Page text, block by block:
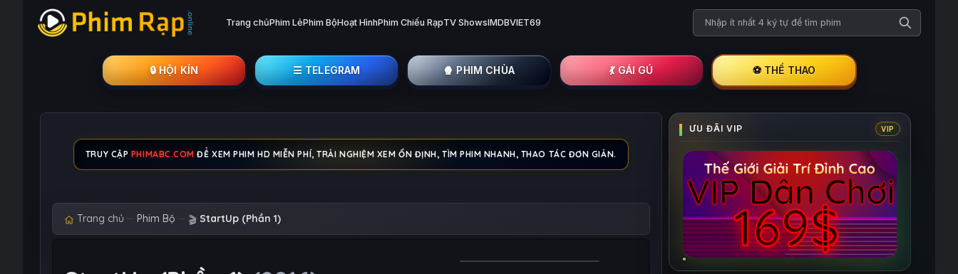
Trang chủPhim LẻPhim BộHoạt HìnhPhim Chiếu RạpTV ShowsIMDBVIET69 Tìm kiếm phim
🔒︎ HỘI KÍN ☰ TELEGRAM 🍿 PHIM CHÙA 💃 GÁI GÚ ⚽ THỂ THAO
TRUY CẬP PHIMABC.COM ĐỂ XEM PHIM HD MIỄN PHÍ, TRẢI NGHIỆM XEM ỔN ĐỊNH, TÌM PHIM NHANH, THAO TÁC ĐƠN GIẢN.
Trang chủ Phim Bộ 🎬 StartUp (Phần 1)